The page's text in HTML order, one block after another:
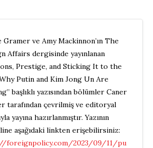
Gramer ve Amy Mackinnon’ın The
Affairs dergisinde yayınlanan
Prestige, and Sticking It to the
Putin and Kim Jong Un Are
başlıklı yazısından bölümler Caner
tarafından çevrilmiş ve editoryal
yayına hazırlanmıştır. Yazının
aşağıdaki linkten erişebilirsiniz:
foreignpolicy.com/2023/09/11/pu